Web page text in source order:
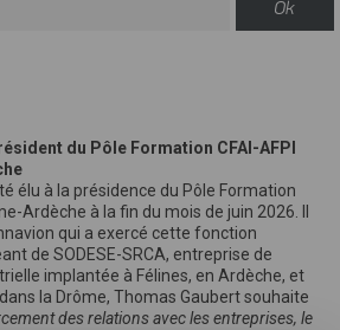
Ok
du Pôle Formation CFAI-AFPI
élu à la présidence du Pôle Formation
Ardèche à la fin du mois de juin 2026. Il
qui a exercé cette fonction
de SODESE-SRCA, entreprise de
implantée à Félines, en Ardèche, et
la Drôme, Thomas Gaubert souhaite
des relations avec les entreprises, le